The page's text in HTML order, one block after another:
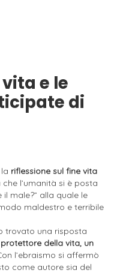
e le
di
riflessione sul fine vita
l’umanità si è posta
il male?” alla quale le
maldestro e terribile
trovato una risposta
della vita, un
l’ebraismo si affermò
come autore sia del